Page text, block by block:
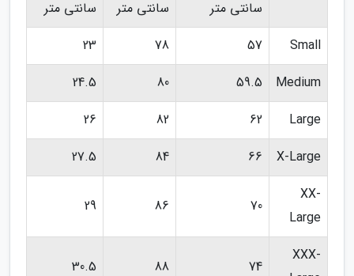
سانتی متر
سانتی متر
سانتی متر
Small
57
78
23
Medium
59.5
80
24.5
Large
62
82
26
X-Large
66
84
27.5
XX-
Large
70
86
29
XXX-
74
88
30.5